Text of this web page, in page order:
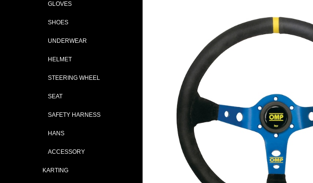
GLOVES
SHOES
UNDERWEAR
HELMET
STEERING WHEEL
SEAT
SAFETY HARNESS
HANS
ACCESSORY
KARTING